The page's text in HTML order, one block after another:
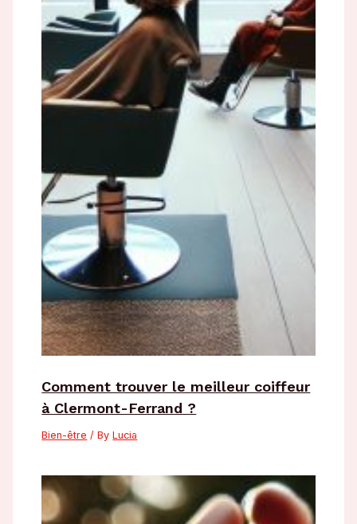
Comment trouver le meilleur coiffeur
à Clermont-Ferrand ?
Bien-être / ByLucia